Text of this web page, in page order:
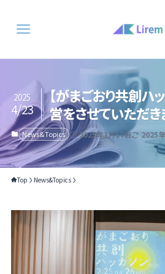
【がまごおり共創ハ
営をさせていただき
2025
4/23
News&Topics 2025年3月17日 2025
Top News&Topics